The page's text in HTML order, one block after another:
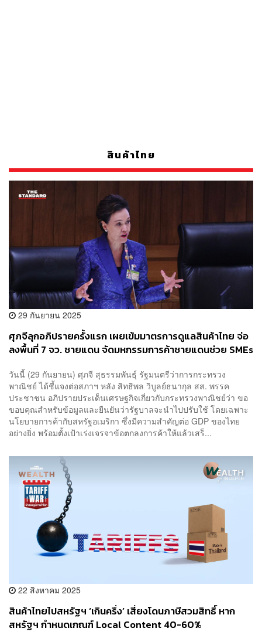
สินค้าไทย
29 กันยายน 2025
ศุภจีลุกอภิปรายครั้งแรก เผยเข้มมาตรการดูแลสินค้าไทย จ่อ
ลงพื้นที่ 7 จว. ชายแดน จัดมหกรรมการค้าชายแดนช่วย SMEs
วันนี้ (29 กันยายน) ศุภจี สุธรรมพันธุ์ รัฐมนตรีว่าการกระทรวง
พาณิชย์ ได้ชี้แจงต่อสภาฯ หลัง สิทธิพล วิบูลย์ธนากุล สส. พรรค
ประชาชน อภิปรายประเด็นเศรษฐกิจเกี่ยวกับกระทรวงพาณิชย์ว่า ขอ
ขอบคุณสำหรับข้อมูลและยืนยันว่ารัฐบาลจะนำไปปรับใช้ โดยเฉพาะ
นโยบายการค้ากับสหรัฐอเมริกา ซึ่งมีความสำคัญต่อ GDP ของไทย
อย่างยิ่ง พร้อมตั้งเป้าเร่งเจรจาข้อตกลงการค้าให้แล้วเสร็...
22 สิงหาคม 2025
สินค้าไทยไปสหรัฐฯ ‘เกินครึ่ง’ เสี่ยงโดนภาษีสวมสิทธิ์ หาก
สหรัฐฯ กำหนดเกณฑ์ Local Content 40-60%